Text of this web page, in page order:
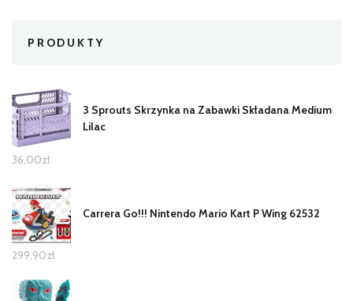
PRODUKTY
3 Sprouts Skrzynka na Zabawki Składana Medium
Lilac
36,00zł
Carrera Go!!! Nintendo Mario Kart P Wing 62532
299,90zł